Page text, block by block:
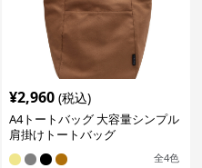
¥2,960 (税込)
A4トートバッグ 大容量シンプル
肩掛けトートバッグ
全4色